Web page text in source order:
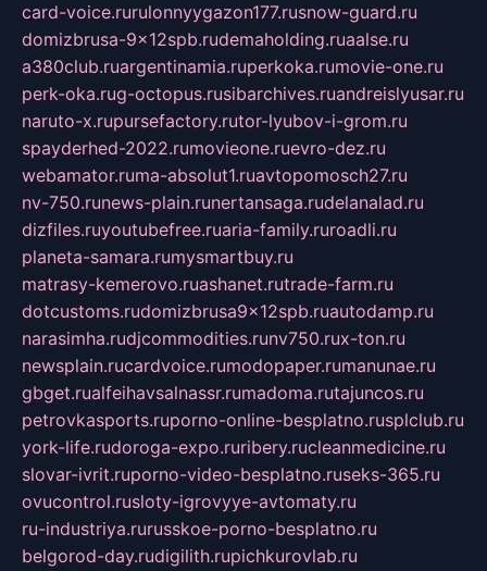
card-voice.rurulonnyygazon177.rusnow-guard.ru
domizbrusa-9x12spb.rudemaholding.ruaalse.ru
a380club.ruargentinamia.ruperkoka.rumovie-one.ru
perk-oka.rug-octopus.rusibarchives.ruandreislyusar.ru
naruto-x.rupursefactory.rutor-lyubov-i-grom.ru
spayderhed-2022.rumovieone.ruevro-dez.ru
webamator.ruma-absolut1.ruavtopomosch27.ru
nv-750.runews-plain.runertansaga.rudelanalad.ru
dizfiles.ruyoutubefree.ruaria-family.ruroadli.ru
planeta-samara.rumysmartbuy.ru
matrasy-kemerovo.ruashanet.rutrade-farm.ru
dotcustoms.rudomizbrusa9x12spb.ruautodamp.ru
narasimha.rudjcommodities.runv750.rux-ton.ru
newsplain.rucardvoice.rumodopaper.rumanunae.ru
gbget.rualfeihavsalnassr.rumadoma.rutajuncos.ru
petrovkasports.ruporno-online-besplatno.rusplclub.ru
york-life.rudoroga-expo.ruribery.rucleanmedicine.ru
slovar-ivrit.ruporno-video-besplatno.ruseks-365.ru
ovucontrol.rusloty-igrovyye-avtomaty.ru
ru-industriya.rurusskoe-porno-besplatno.ru
belgorod-day.rudigilith.rupichkurovlab.ru